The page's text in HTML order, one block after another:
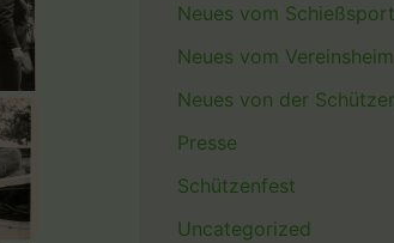
Neues vom Schießsport
Neues vom Vereinsheim
Neues von der
Presse
Schützenfest
Uncategorized